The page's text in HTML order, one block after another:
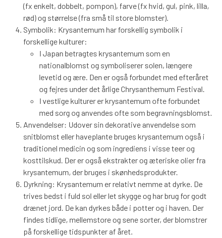
(fx enkelt, dobbelt, pompon), farve (fx hvid, gul, pink, lilla,
rød) og størrelse (fra små til store blomster).
Symbolik: Krysantemum har forskellig symbolik i
forskellige kulturer:
I Japan betragtes krysantemum som en
nationalblomst og symboliserer solen, længere
levetid og ære. Den er også forbundet med efteråret
og fejres under det årlige Chrysanthemum Festival.
I vestlige kulturer er krysantemum ofte forbundet
med sorg og anvendes ofte som begravningsblomst.
Anvendelser: Udover sin dekorative anvendelse som
snitblomst eller haveplante bruges krysantemum også i
traditionel medicin og som ingrediens i visse teer og
kosttilskud. Der er også ekstrakter og æteriske olier fra
krysantemum, der bruges i skønhedsprodukter.
Dyrkning: Krysantemum er relativt nemme at dyrke. De
trives bedst i fuld sol eller let skygge og har brug for godt
drænet jord. De kan dyrkes både i potter og i haven. Der
findes tidlige, mellemstore og sene sorter, der blomstrer
på forskellige tidspunkter af året.